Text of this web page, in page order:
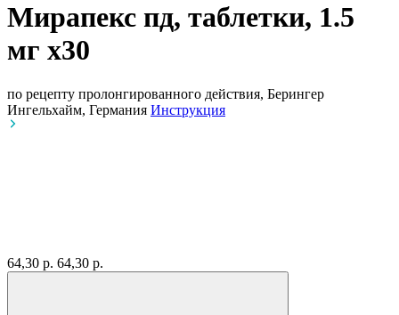
Мирапекс пд, таблетки, 1.5
мг x30
по рецепту пролонгированного действия, Берингер
Ингельхайм, Германия Инструкция
64,30 р. 64,30 р.